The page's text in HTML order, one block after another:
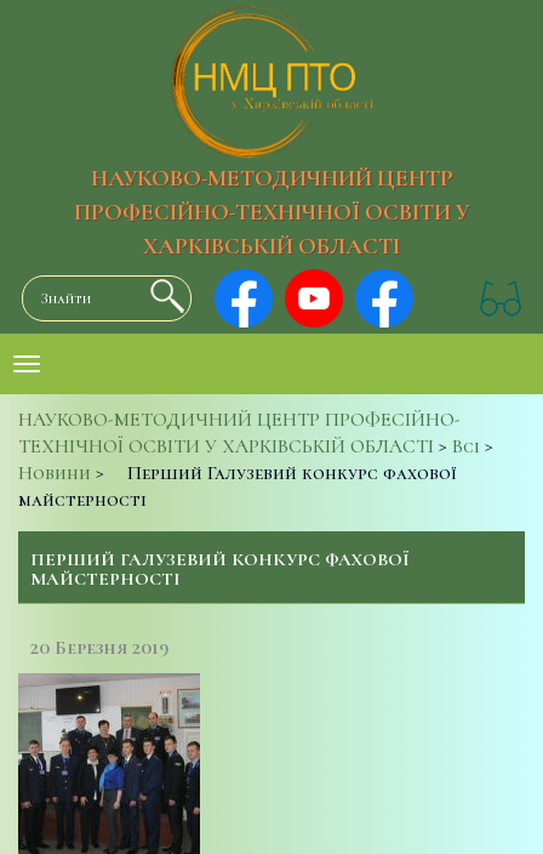
НАУКОВО-МЕТОДИЧНИЙ ЦЕНТР
ПРОФЕСІЙНО-ТЕХНІЧНОЇ ОСВІТИ У
ХАРКІВСЬКІЙ ОБЛАСТІ
НАУКОВО-МЕТОДИЧНИЙ ЦЕНТР ПРОФЕСІЙНО-
ТЕХНІЧНОЇ ОСВІТИ У ХАРКІВСЬКІЙ ОБЛАСТІ > Всі >
Новини >
Перший Галузевий конкурс фахової
майстерності
ПЕРШИЙ ГАЛУЗЕВИЙ КОНКУРС ФАХОВОЇ
МАЙСТЕРНОСТІ
20 Березня 2019